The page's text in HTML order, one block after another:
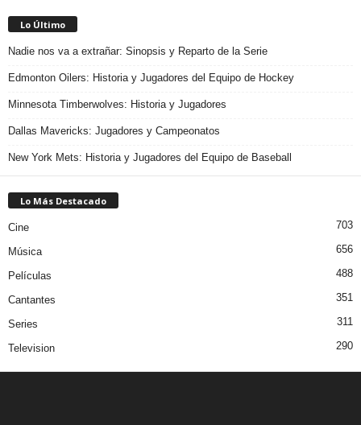
Lo Último
Nadie nos va a extrañar: Sinopsis y Reparto de la Serie
Edmonton Oilers: Historia y Jugadores del Equipo de Hockey
Minnesota Timberwolves: Historia y Jugadores
Dallas Mavericks: Jugadores y Campeonatos
New York Mets: Historia y Jugadores del Equipo de Baseball
Lo Más Destacado
Cine 703
Música 656
Películas 488
Cantantes 351
Series 311
Television 290